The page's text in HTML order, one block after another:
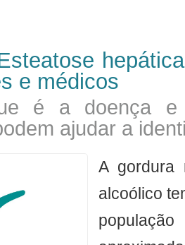
e médicos
é a doença e
ajudar a
​A gordura
alcoólico